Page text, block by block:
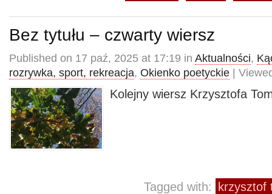
Bez tytułu – czwarty wiersz
Published on 17 paź, 2025 at 17:19 in Aktualności,
rozrywka, sport, rekreacja, Okienko poetyckie |
Kolejny wiersz Krzysztofa
Tagged with: krzysztof